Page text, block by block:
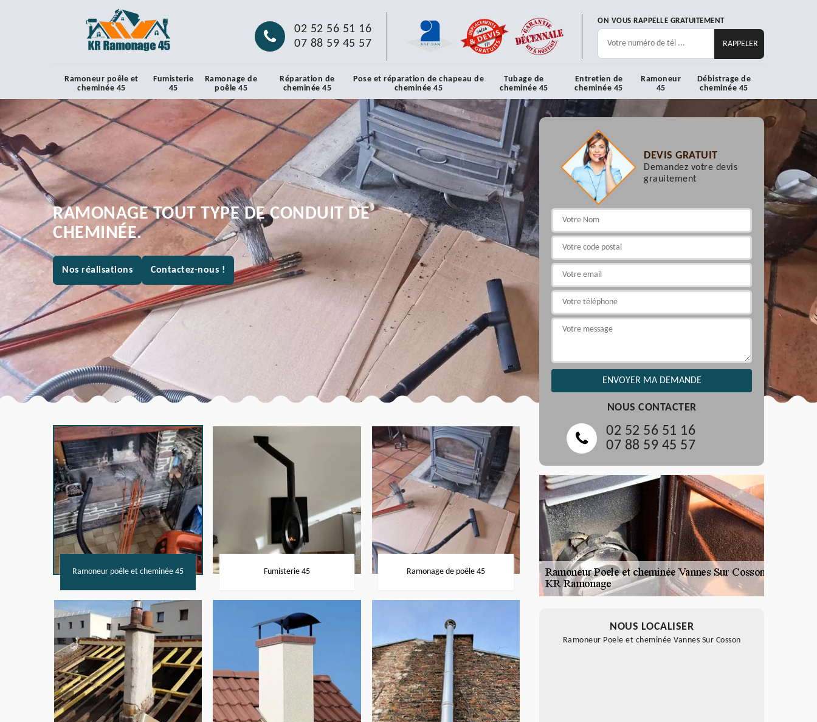
02 52 56 51 16
07 88 59 45 57
ON VOUS RAPPELLE GRATUITEMENT
Ramoneur poêle et
cheminée 45
Fumisterie
45
Ramonage de
poêle 45
Réparation de
cheminée 45
Pose et réparation de chapeau de
cheminée 45
Tubage de
cheminée 45
Entretien de
cheminée 45
Ramoneur
45
Débistrage de
cheminée 45
RAMONAGE TOUT TYPE DE CONDUIT DE
CHEMINÉE.
Nos réalisations Contactez-nous !
Ramoneur poêle et cheminée 45 Fumisterie 45 Ramonage de poêle 45
DEVIS GRATUIT
Demandez votre devis
grauitement
NOUS CONTACTER
02 52 56 51 16
07 88 59 45 57
NOUS LOCALISER
Ramoneur Poele et cheminée Vannes Sur Cosson